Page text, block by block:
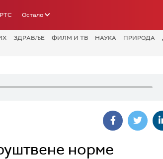
РТС Остало
ЗДРАВЉЕ ФИЛМ И ТВ НАУКА ПРИРОДА
норме